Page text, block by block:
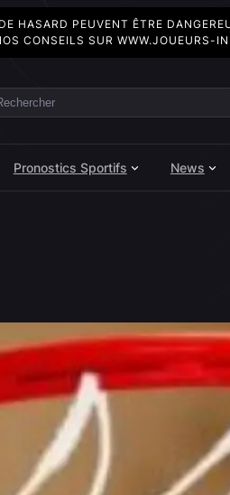
HASARD PEUVENT ÊTRE
CONSEILS SUR WWW.JOUEURS-
Pronostics Sportifs News